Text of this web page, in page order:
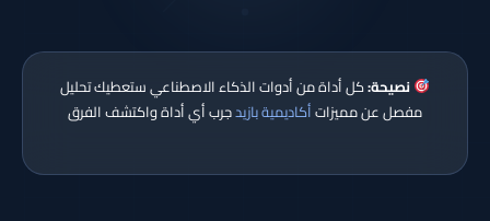
نصيحة:كل أداة من أدوات الذكاء الاصطناعي ستعطيك تحليل
مفصل عن مميزاتأكاديمية بازيدجرب أي أداة واكتشف الفرق